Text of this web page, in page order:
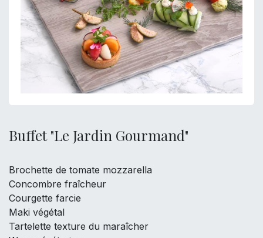
Buffet "Le Jardin Gourmand"
Brochette de tomate mozzarella
Concombre fraîcheur
Courgette farcie
Maki végétal
Tartelette texture du maraîcher